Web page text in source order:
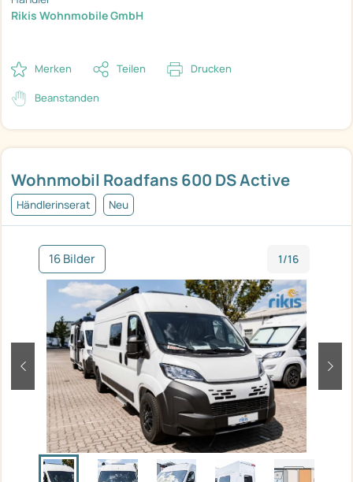
Wohnmobil Roadfans 600 DS Active
Händlerinserat Neu
16 Bilder 1/16
zurück
Rikis Wohnmobile GmbH
Merken Teilen Drucken
Beanstanden